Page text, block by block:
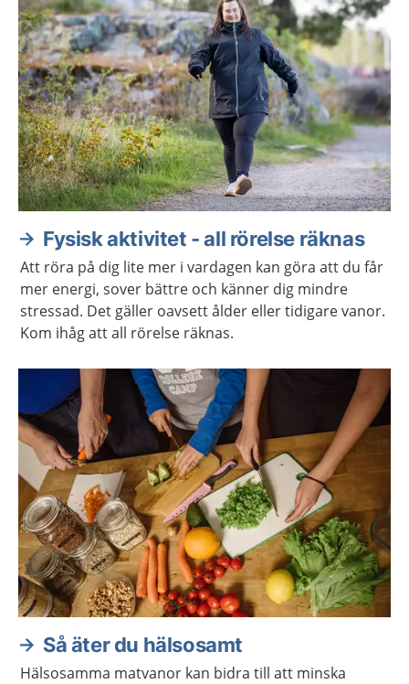
Fysisk aktivitet - all rörelse räknas
Att röra på dig lite mer i vardagen kan göra att du får
mer energi, sover bättre och känner dig mindre
stressad. Det gäller oavsett ålder eller tidigare vanor.
Kom ihåg att all rörelse räknas.
Så äter du hälsosamt
Hälsosamma matvanor kan bidra till att minska